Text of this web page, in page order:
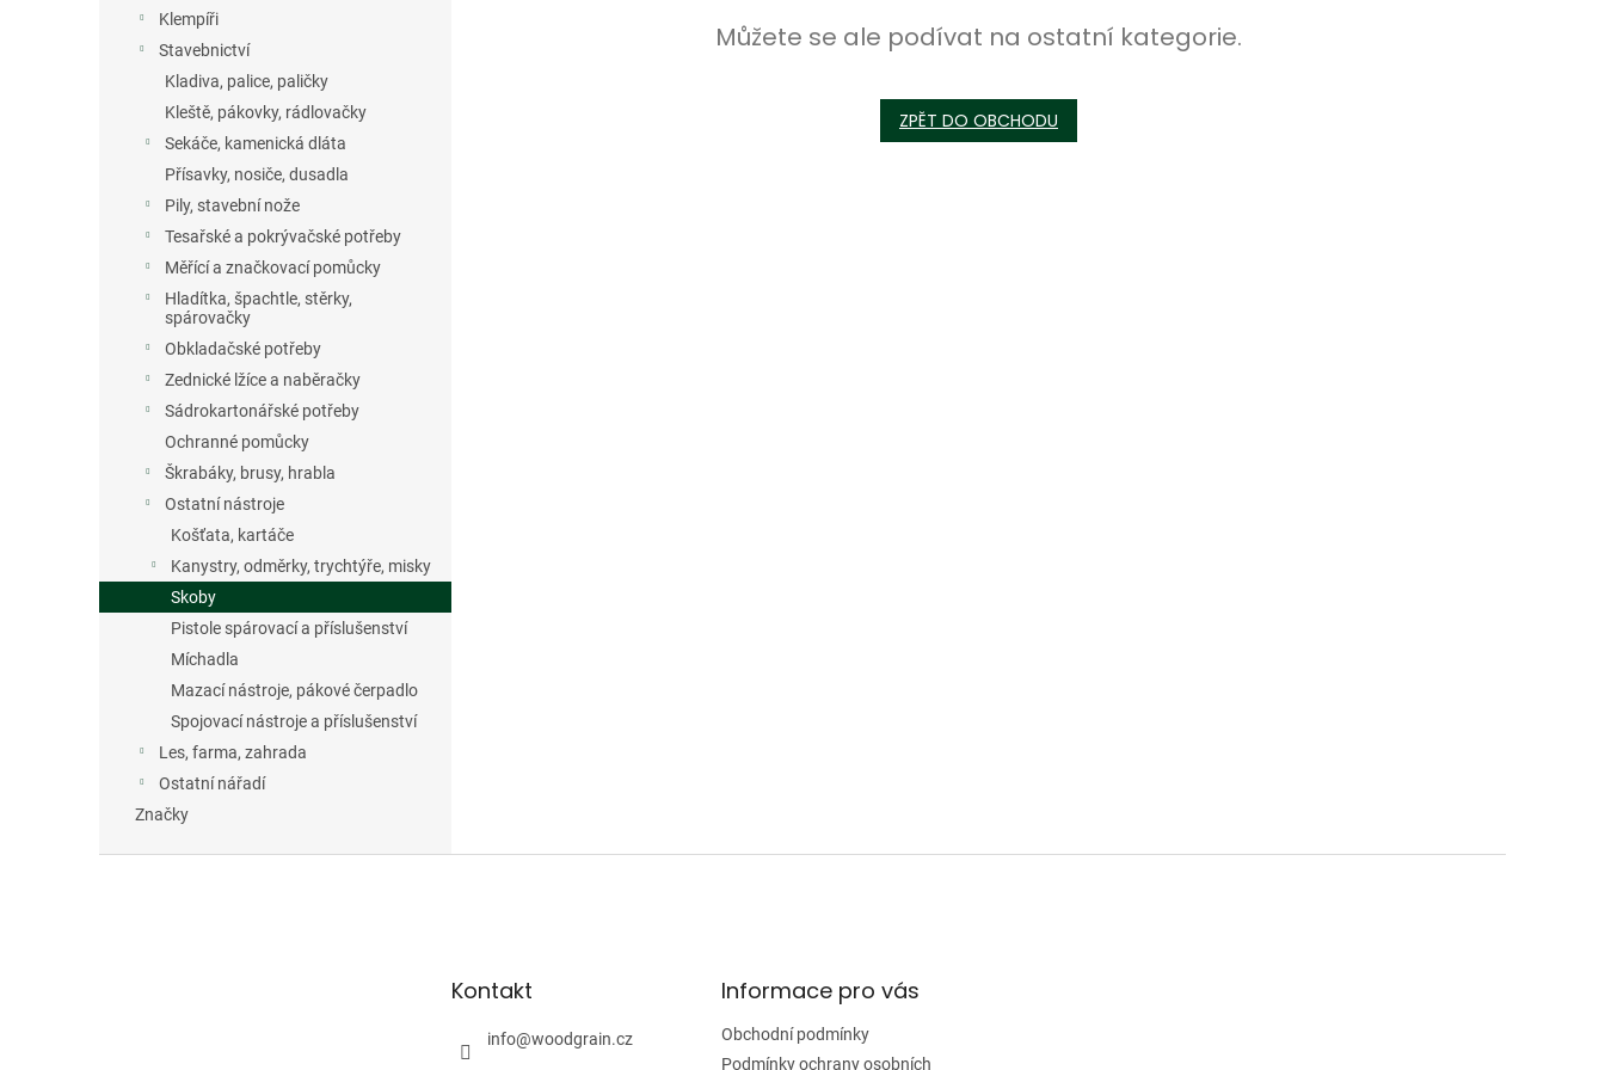
Klempíři
Stavebnictví
Kladiva, palice, paličky
Kleště, pákovky, rádlovačky
Sekáče, kamenická dláta
Přísavky, nosiče, dusadla
Pily, stavební nože
Tesařské a pokrývačské potřeby
Měřící a značkovací pomůcky
Hladítka, špachtle, stěrky,
spárovačky
Obkladačské potřeby
Zednické lžíce a naběračky
Sádrokartonářské potřeby
Ochranné pomůcky
Škrabáky, brusy, hrabla
Ostatní nástroje
Košťata, kartáče
Kanystry, odměrky, trychtýře, misky
Skoby
Pistole spárovací a příslušenství
Míchadla
Mazací nástroje, pákové čerpadlo
Spojovací nástroje a příslušenství
Les, farma, zahrada
Ostatní nářadí
Značky
Můžete se ale podívat na ostatní kategorie.
ZPĚT DO OBCHODU
Kontakt
info@woodgrain.cz
Informace pro vás
Obchodní podmínky
Podmínky ochrany osobních